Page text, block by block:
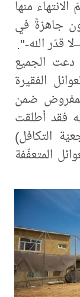
منها
جاهزةً في
قدّر الله-".
دعت الجميع
الفقيرة
ضمن
فقد أطلقت
التكافل)
المتعفّفة